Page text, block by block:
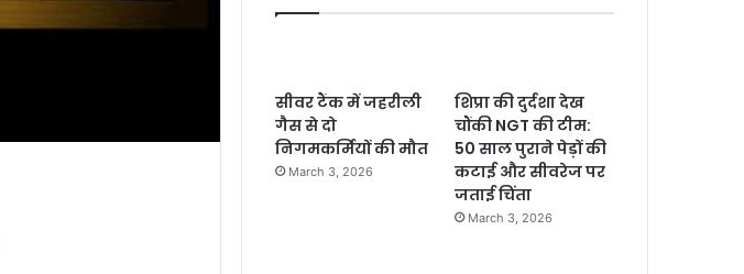
सीवर टैंक में जहरीली
गैस से दो
निगमकर्मियों की मौत
March 3, 2026
शिप्रा की दुर्दशा देख
चौंकी NGT की टीम:
50 साल पुराने पेड़ों की
कटाई और सीवरेज पर
जताई चिंता
March 3, 2026